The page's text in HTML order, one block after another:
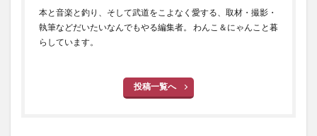
本と音楽と釣り、そして武道をこよなく愛する、取材・撮影・
執筆などだいたいなんでもやる編集者。 わんこ＆にゃんこと暮
らしています。
投稿一覧へ